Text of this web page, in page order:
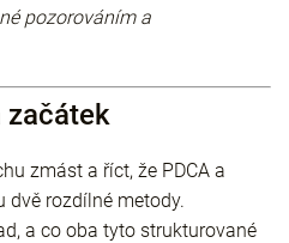
pozorováním a
začátek
zmást a říct, že PDCA a
dvě rozdílné metody.
a co oba tyto strukturované